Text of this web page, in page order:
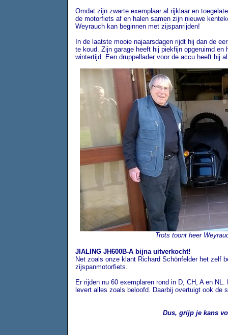
Omdat zijn zwarte exemplaar al rijklaar en
de motorfiets af en halen samen zijn nieuwe
Weyrauch kan beginnen met zijspanrijden!
In de laatste mooie najaarsdagen rijdt hij dan de
te koud. Zijn garage heeft hij piekfijn opgeruimd
wintertijd. Een druppellader voor de accu heeft hij
Trots toont heer
JIALING JH600B-A bijna uitverkocht!
Net zoals onze klant Richard Schönfelder het zelf
zijspanmotorfiets.
Er rijden nu 60 exemplaren rond in D, CH, A en
levert alles zoals beloofd. Daarbij overtuigt ook de
Dus, grijp je kans